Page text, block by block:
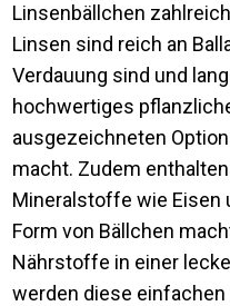
Linsenbällchen
Linsen sind reich an
Verdauung sind und
hochwertiges
ausgezeichneten
macht. Zudem
Mineralstoffe wie Eisen
Form von Bällchen
Nährstoffe in einer
werden diese